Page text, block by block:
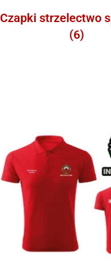
Czapki strzelectwo
(6)